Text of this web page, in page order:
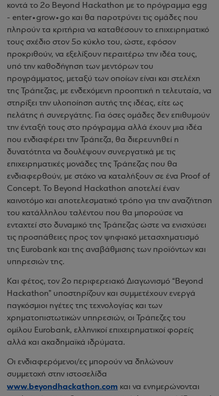
κοντά το 2ο Beyond Hackathon με το πρόγραμμα egg
- enter•grow•go και θα παροτρύνει τις ομάδες που
πληρούν τα κριτήρια να καταθέσουν το επιχειρηματικό
τους σχέδιο στον 5ο κύκλο του, ώστε, εφόσον
προκριθούν, να εξελίξουν περαιτέρω την ιδέα τους,
υπό την καθοδήγηση των μεντόρων του
προγράμματος, μεταξύ των οποίων είναι και στελέχη
της Τράπεζας, με ενδεχόμενη προοπτική η τελευταία, να
στηρίξει την υλοποίηση αυτής της ιδέας, είτε ως
πελάτης ή συνεργάτης. Για όσες ομάδες δεν επιθυμούν
την ένταξή τους στο πρόγραμμα αλλά έχουν μια ιδέα
που ενδιαφέρει την Τράπεζα, θα διερευνηθεί η
δυνατότητα να δουλέψουν συνεργατικά με τις
επιχειρηματικές μονάδες της Τράπεζας που θα
ενδιαφερθούν, με στόχο να καταλήξουν σε ένα Proof of
Concept. Το Βeyond Hackathon αποτελεί έναν
καινοτόμο και αποτελεσματικό τρόπο για την αναζήτηση
του κατάλληλου ταλέντου που θα μπορούσε να
ενταχτεί στο δυναμικό της Τράπεζας ώστε να ενισχύσει
τις προσπάθειες προς τον ψηφιακό μετασχηματισμό
της Eurobank και της αναβάθμισης των προϊόντων και
υπηρεσιών της.
Και φέτος, τον 2ο περιφερειακό Διαγωνισμό “Beyond
Hackathon” υποστηρίζουν και συμμετέχουν ενεργά
παγκόσμιοι ηγέτες της τεχνολογίας και των
χρηματοπιστωτικών υπηρεσιών, οι Τράπεζες του
ομίλου Eurobank, ελληνικοί επιχειρηματικοί φορείς
αλλά και ακαδημαϊκά ιδρύματα.
Οι ενδιαφερόμενοι/ες μπορούν να δηλώνουν
συμμετοχή στην ιστοσελίδα
www.beyondhackathon.com και να ενημερώνονται